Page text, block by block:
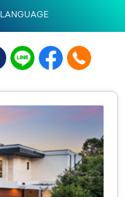
LANGUAGE